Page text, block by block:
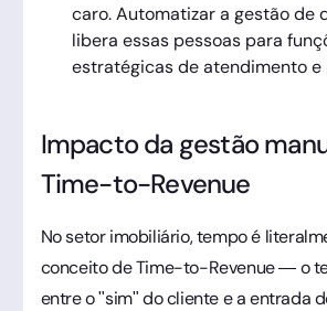
caro. Automatizar a gestão de
libera essas pessoas para
estratégicas de atendimento e
Impacto da gestão
Time-to-Revenue
No setor imobiliário, tempo é
conceito de Time-to-Revenue — o
entre o "sim" do cliente e a entrada